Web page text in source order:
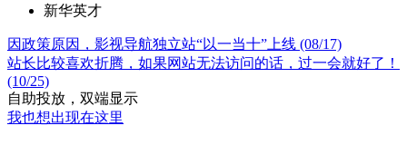
新华英才
因政策原因，影视导航独立站“以一当十”上线 (08/17)
站长比较喜欢折腾，如果网站无法访问的话，过一会就好了！
(10/25)
自助投放，双端显示
我也想出现在这里